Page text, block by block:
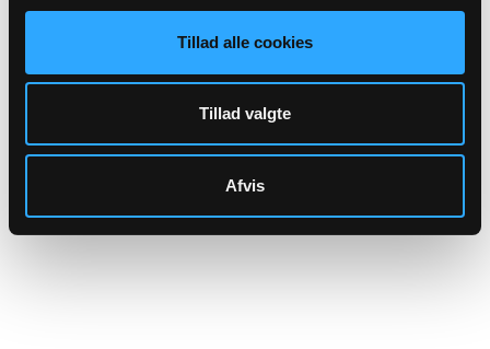
Tillad alle cookies
Tillad valgte
Afvis
Sognets officielle email adresse:oestermarie.sogn@km.dk
Eller til: